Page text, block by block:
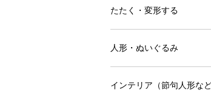
たたく・変形する
人形・ぬいぐるみ
インテリア（節句人形など